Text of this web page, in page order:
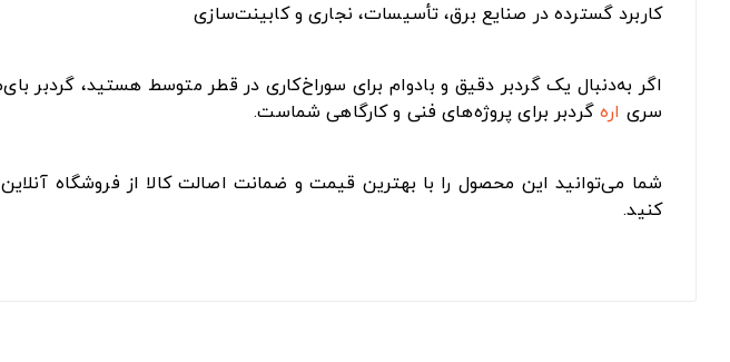
کاربرد گسترده در صنایع برق، تأسیسات، نجاری و کابینت‌سازی
سری ارهگردبر برای پروژه‌های فنی و کارگاهی شماست.
شما می‌توانید این محصول را با بهترین قیمت و ضمانت اصالت کالا از فروشگاه آنلاین
کنید.